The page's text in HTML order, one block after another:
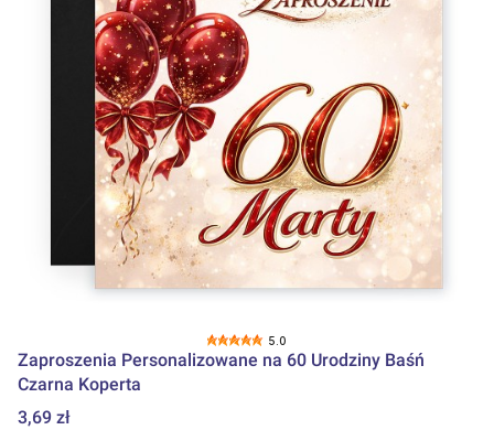
5.0
Zaproszenia Personalizowane na 60 Urodziny Baśń
Czarna Koperta
Cena
3,69 zł